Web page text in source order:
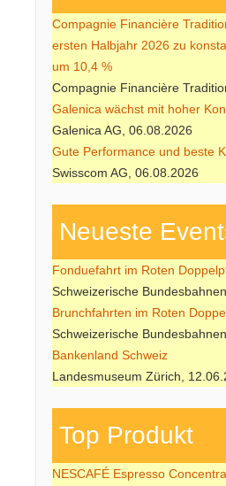
Compagnie Financière
ersten Halbjahr 2026 zu
um 10,4 %
Compagnie Financière
Galenica wächst mit hoher
Galenica AG, 06.08.2026
Gute Performance und beste
Swisscom AG, 06.08.2026
Neueste
Fonduefahrt im Roten
Schweizerische
Brunchfahrten im Roten
Schweizerische
Bankenland Schweiz
Landesmuseum Zürich,
Top Produkt
NESCAFÉ Espresso